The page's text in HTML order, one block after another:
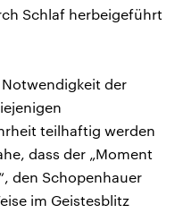
Schlaf herbeigeführt
der
teilhaftig werden
dass der „Moment
den Schopenhauer
im Geistesblitz